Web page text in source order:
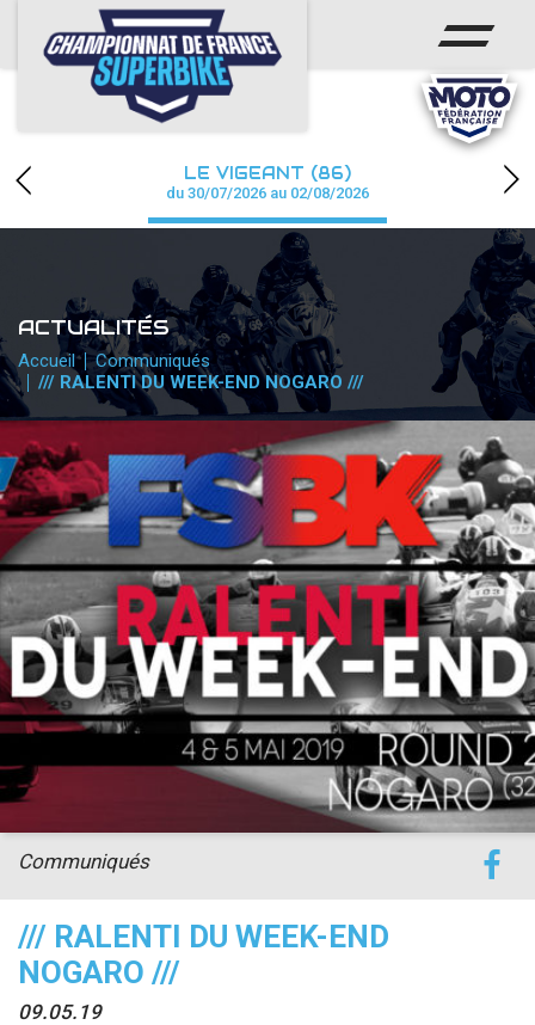
ACCUEIL
CHAMPIONNAT
CALENDRIER
PHOTOS / WEB TV
PARTENAIRES
PRESSE
PRESSE
accéder à la billetterie
LE VIGEANT (86)
du 30/07/2026 au 02/08/2026
ACTUALITÉS
Accueil
Communiqués
/// RALENTI DU WEEK-END NOGARO ///
/// RALENTI DU WEEK-END
NOGARO ///
09.05.19
Communiqués